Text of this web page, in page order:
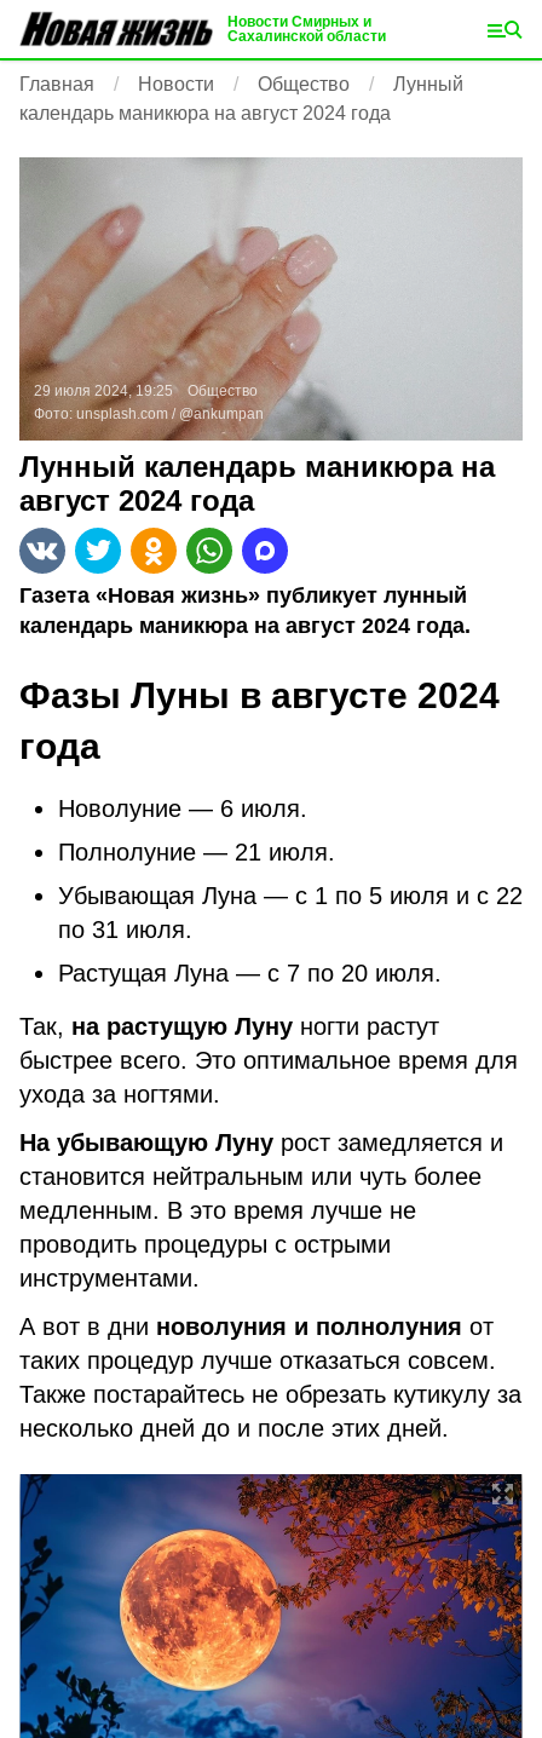
Новости Смирных и
Сахалинской области
Главная Новости Общество
Лунный
календарь маникюра на август 2024 года
29 июля 2024, 19:25
Общество
Фото: unsplash.com / @ankumpan
Лунный календарь маникюра на
август 2024 года
Газета «Новая жизнь» публикует лунный
календарь маникюра на август 2024 года.
Фазы Луны в августе 2024
года
Новолуние — 6 июля.
Полнолуние — 21 июля.
Убывающая Луна — с 1 по 5 июля и с 22
по 31 июля.
Растущая Луна — с 7 по 20 июля.
Так, на растущую Луну ногти растут
быстрее всего. Это оптимальное время для
ухода за ногтями.
На убывающую Луну рост замедляется и
становится нейтральным или чуть более
медленным. В это время лучше не
проводить процедуры с острыми
инструментами.
А вот в дни новолуния и полнолуния от
таких процедур лучше отказаться совсем.
Также постарайтесь не обрезать кутикулу за
несколько дней до и после этих дней.